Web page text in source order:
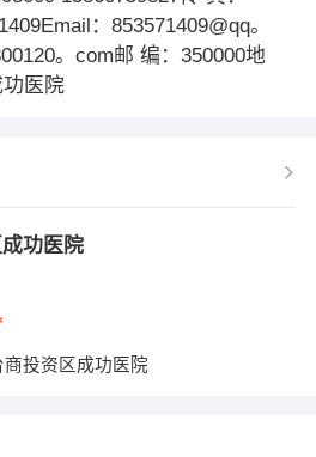
：853571409@qq。
。com邮 编：350000地
医院
功医院
商投资区成功医院